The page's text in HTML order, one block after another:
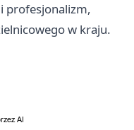
profesjonalizm,
w kraju.